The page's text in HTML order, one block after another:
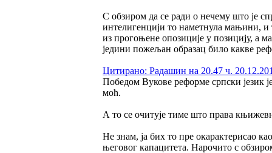
С обзиром да се ради о нечему што је
интелигенцији то наметнула мањини, и
из прогоњене опозиције у позицију, а
једини пожељан образац било какве
Цитирано: Радашин на 20.47 ч.
Победом Вукове реформе српски језик
моћ.
А то се очитује тиме што права
Не знам, ја бих то пре окарактерисао
његовог капацитета. Нарочито с